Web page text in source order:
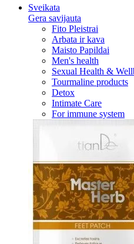
Sveikata
Gera savijauta
Fito Pleistrai
Arbata ir kava
Maisto Papildai
Men's health
Sexual Health &
Tourmaline products
Detox
Intimate Care
For immune system